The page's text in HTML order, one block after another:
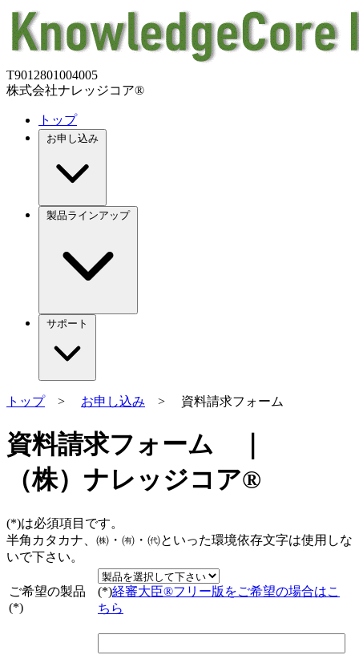
T9012801004005
株式会社ナレッジコア®
トップ
お申し込み
製品ラインアップ
サポート
トップ> お申し込み > 資料請求フォーム
資料請求フォーム ｜
（株）ナレッジコア®
(*)は必須項目です。
半角カタカナ、㈱・㈲・㈹といった環境依存文字は使用しな
いで下さい。
ご希望の製品
(*)
(*)経審大臣®フリー版をご希望の場合はこ
ちら